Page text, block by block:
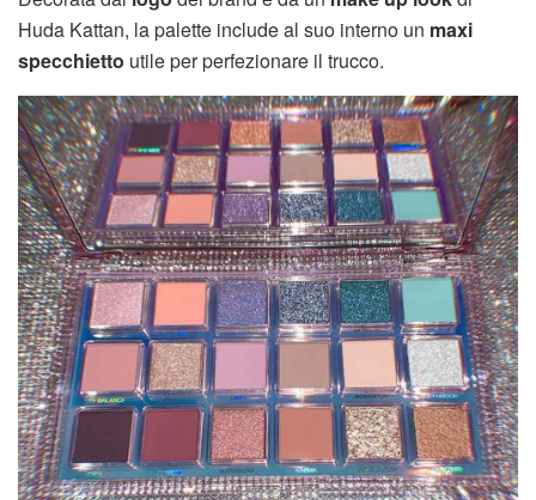
Huda Kattan, la palette include al suo interno un maxi
specchietto utile per perfezionare il trucco.